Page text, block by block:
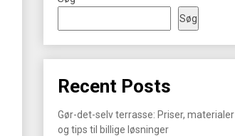
Søg
Recent Posts
Gør-det-selv terrasse: Priser, materialer
og tips til billige løsninger